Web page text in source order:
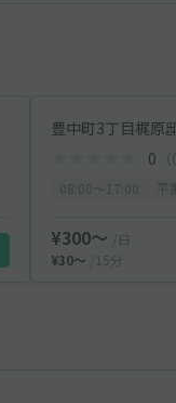
豊中町3丁目梶
0
¥300〜
/日
¥30〜
/15分